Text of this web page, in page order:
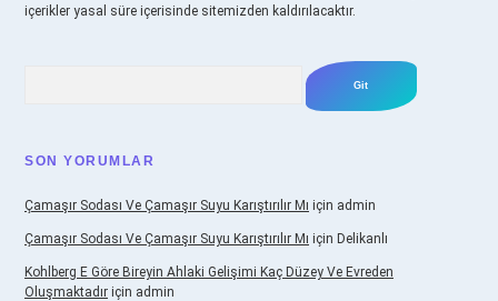
içerikler yasal süre içerisinde sitemizden kaldırılacaktır.
SON YORUMLAR
Çamaşır Sodası Ve Çamaşır Suyu Karıştırılır Mı için admin
Çamaşır Sodası Ve Çamaşır Suyu Karıştırılır Mı için Delikanlı
Kohlberg E Göre Bireyin Ahlaki Gelişimi Kaç Düzey Ve Evreden
Oluşmaktadır için admin